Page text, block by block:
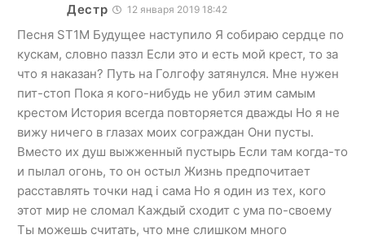
Дестр 12 января 2019 18:42
Песня ST1M Будущее наступило Я собираю сердце по
кускам, словно паззл Если это и есть мой крест, то за
что я наказан? Путь на Голгофу затянулся. Мне нужен
пит-стоп Пока я кого-нибудь не убил этим самым
крестом История всегда повторяется дважды Но я не
вижу ничего в глазах моих сограждан Они пусты.
Вместо их душ выжженный пустырь Если там когда-то
и пылал огонь, то он остыл Жизнь предпочитает
расставлять точки над i сама Но я один из тех, кого
этот мир не сломал Каждый сходит с ума по-своему
Ты можешь считать, что мне слишком много